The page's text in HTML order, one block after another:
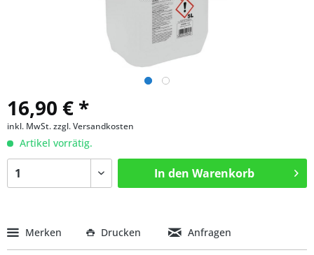
16,90 € *
inkl. MwSt.zzgl. Versandkosten
Artikel vorrätig.
In den Warenkorb
Merken Drucken Anfragen